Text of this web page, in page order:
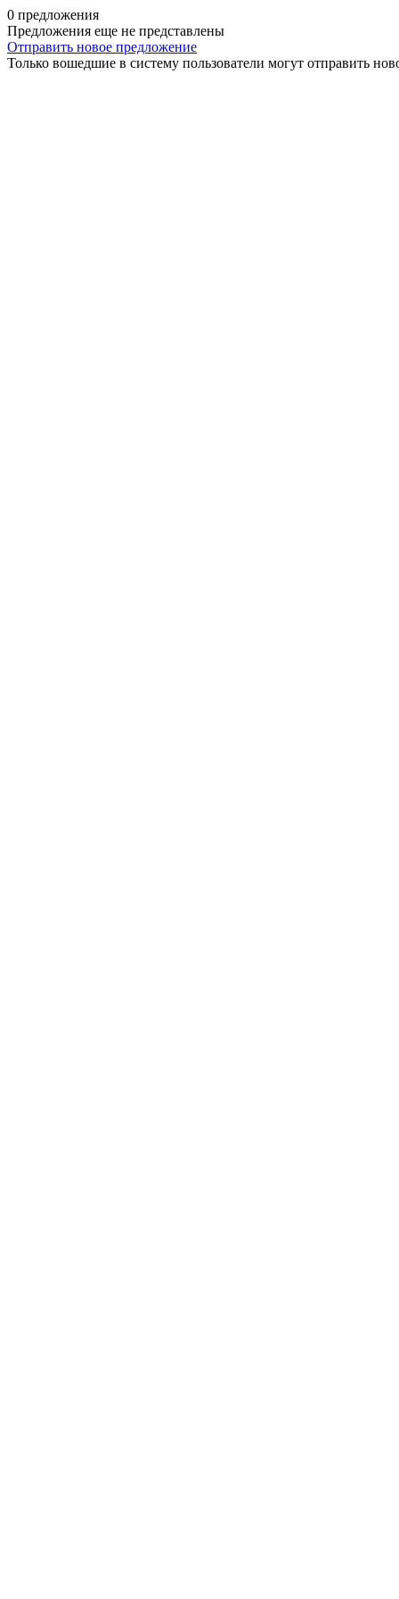
0 предложения
Предложения еще не представлены
Отправить новое предложение
Только вошедшие в систему пользователи могут отправить